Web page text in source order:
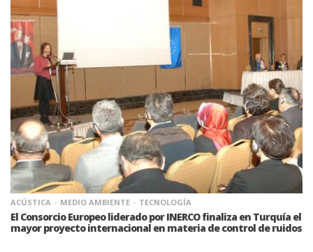
ACÚSTICA MEDIO AMBIENTE TECNOLOGÍA
El Consorcio Europeo liderado por INERCO finaliza en Turquía el
mayor proyecto internacional en materia de control de ruidos